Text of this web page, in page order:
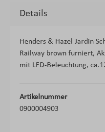
Details
Henders & Hazel Jardin
Railway brown furniert,
mit LED-Beleuchtung,
Artikelnummer
0900004903